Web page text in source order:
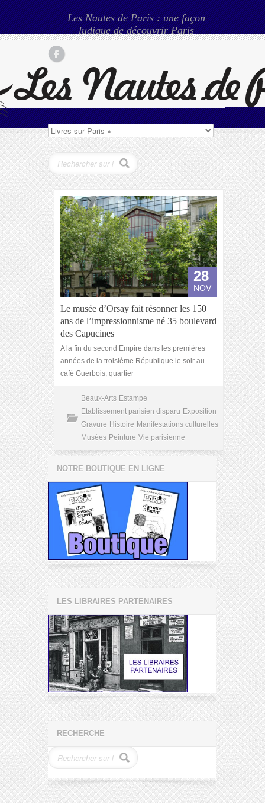
Les Nautes de Paris : une façon
ludique de découvrir Paris
28
NOV
Le musée d’Orsay fait résonner les 150
ans de l’impressionnisme né 35 boulevard
des Capucines
A la fin du second Empire dans les premières
années de la troisième République le soir au
café Guerbois, quartier
Beaux-Arts Estampe
Etablissement parisien disparu Exposition
Gravure Histoire Manifestations culturelles
Musées Peinture Vie parisienne
NOTRE BOUTIQUE EN LIGNE
LES LIBRAIRES PARTENAIRES
RECHERCHE